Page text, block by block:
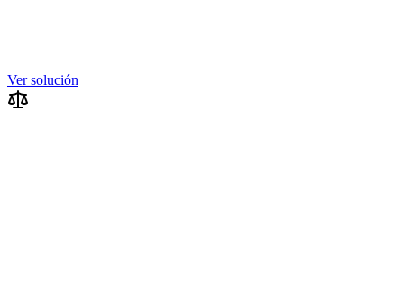
Ver solución